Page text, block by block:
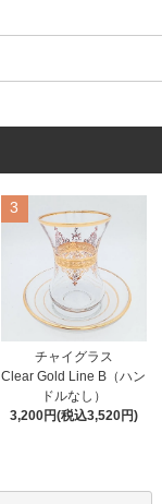
3
チャイグラス
Clear Gold Line B（ハン
ドルなし）
3,200円(税込3,520円)